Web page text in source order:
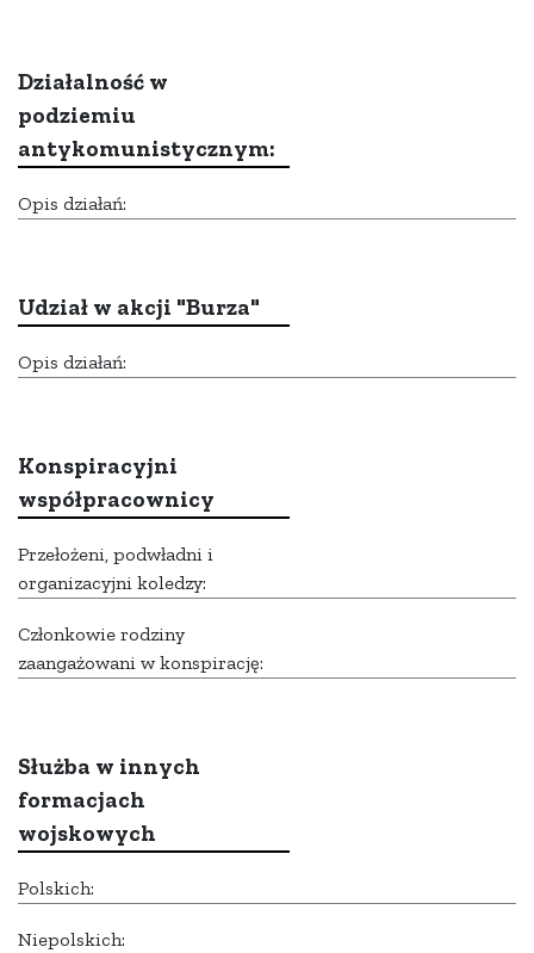
Działalność w
podziemiu
antykomunistycznym:
Opis działań:
Udział w akcji "Burza"
Opis działań:
Konspiracyjni
współpracownicy
Przełożeni, podwładni i
organizacyjni koledzy:
Członkowie rodziny
zaangażowani w konspirację:
Służba w innych
formacjach
wojskowych
Polskich:
Niepolskich: